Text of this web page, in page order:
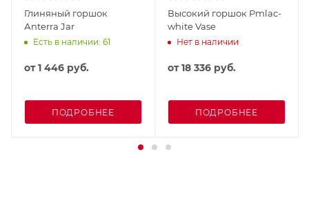
Глиняный горшок
Аnterra Jar
Есть в наличии: 61
от1 446 руб.
ПОДРОБНЕЕ
Высокий горшок Рmlac-
white Vase
Нет в наличии
от18 336 руб.
ПОДРОБНЕЕ